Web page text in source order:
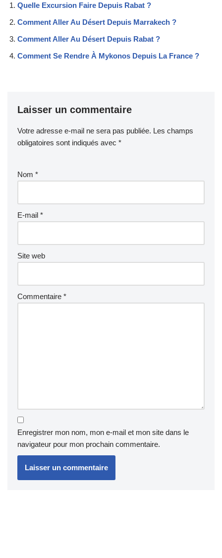
Quelle Excursion Faire Depuis Rabat ?
Comment Aller Au Désert Depuis Marrakech ?
Comment Aller Au Désert Depuis Rabat ?
Comment Se Rendre À Mykonos Depuis La France ?
Laisser un commentaire
Votre adresse e-mail ne sera pas publiée. Les champs
obligatoires sont indiqués avec *
Nom *
E-mail *
Site web
Commentaire *
Enregistrer mon nom, mon e-mail et mon site dans le
navigateur pour mon prochain commentaire.